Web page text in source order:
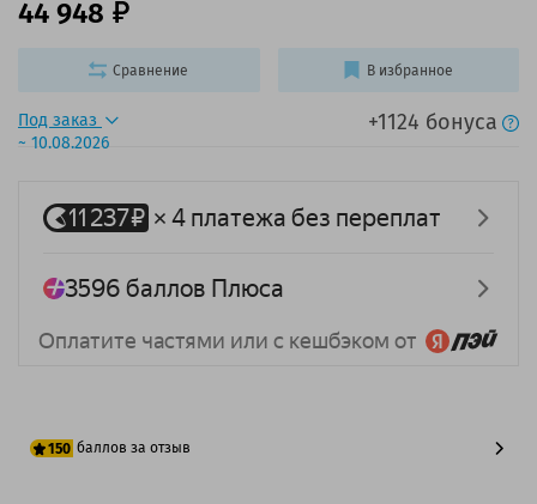
Под заказ
~ 10.08.2026
+1124 бонуса
44 948
150 баллов за отзыв
Сравнение В избранное